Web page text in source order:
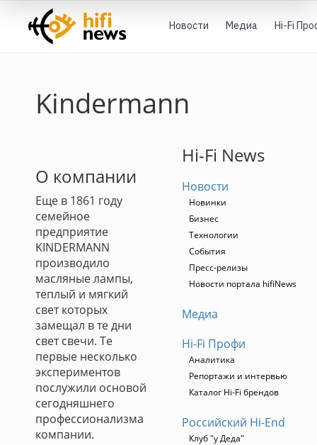
Новости Медиа Hi-Fi
Kindermann
О компании
Еще в 1861 году
семейное
предприятие
KINDERMANN
производило
масляные лампы,
теплый и мягкий
свет которых
замещал в те дни
свет свечи. Те
первые несколько
экспериментов
послужили основой
сегодняшнего
профессионализма
компании.
Hi-Fi News
Новости
Новинки
Бизнес
Технологии
События
Пресс-релизы
Новости портала hifiNews
Медиа
Hi-Fi Профи
Аналитика
Репортажи и интервью
Каталог Hi-Fi брендов
Российский Hi-End
Клуб "у Деда"